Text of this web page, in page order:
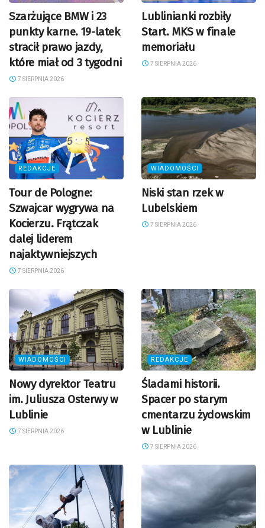
Szarżujące BMW i 23
punkty karne. 19-latek
stracił prawo jazdy,
które miał od 3 tygodni
7 SIERPNIA 2026
Lublinianki rozbiły
Start. MKS w finale
memoriału
7 SIERPNIA 2026
REDAKCJE
Tour de Pologne:
Szwajcar wygrywa na
Kocierzu. Frątczak
dalej liderem
najaktywniejszych
7 SIERPNIA 2026
WIADOMOŚCI
Niski stan rzek w
Lubelskiem
7 SIERPNIA 2026
WIADOMOŚCI
Nowy dyrektor Teatru
im. Juliusza Osterwy w
Lublinie
7 SIERPNIA 2026
REDAKCJE
Śladami historii.
Spacer po starym
cmentarzu żydowskim
w Lublinie
7 SIERPNIA 2026